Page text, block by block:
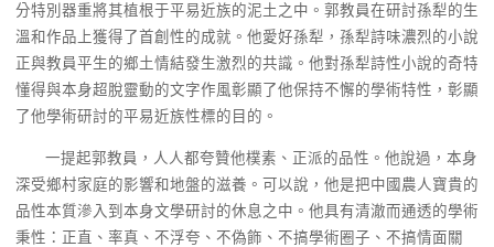
分特別器重將其植根于平易近族的泥土之中。郭教員在研討孫犁的生
溫和作品上獲得了首創性的成就。他愛好孫犁，孫犁詩味濃烈的小說
正與教員平生的鄉土情結發生激烈的共識。他對孫犁詩性小說的奇特
懂得與本身超脫靈動的文字作風彰顯了他保持不懈的學術特性，彰顯
了他學術研討的平易近族性標的目的。
一提起郭教員，人人都夸贊他樸素、正派的品性。他說過，本身
深受鄉村家庭的影響和地盤的滋養。可以說，他是把中國農人寶貴的
品性本質滲入到本身文學研討的休息之中。他具有清澈而通透的學術
秉性：正直、率真、不浮夸、不偽飾、不搞學術圈子、不搞情面關